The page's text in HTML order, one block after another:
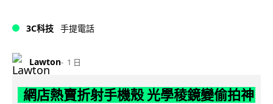
3C科技 手提電話
Lawton 1 日
網店熱賣折射手機殼 光學稜鏡變偷拍神